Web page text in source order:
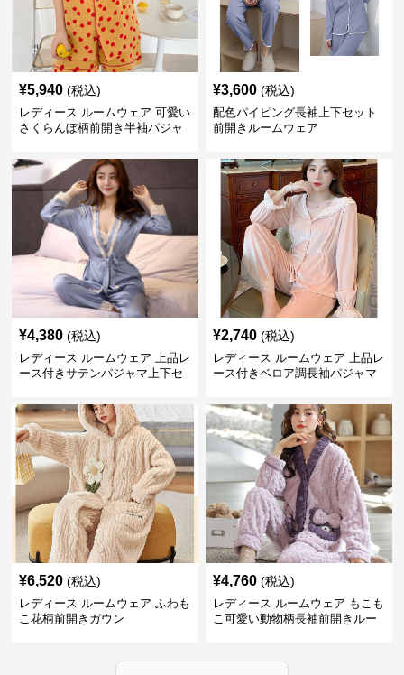
¥5,940 (税込)
レディース ルームウェア 可愛い
さくらんぼ柄前開き半袖パジャ
¥3,600 (税込)
配色パイピング長袖上下セット
前開きルームウェア
¥4,380 (税込)
レディース ルームウェア 上品レ
ース付きサテンパジャマ上下セ
¥2,740 (税込)
レディース ルームウェア 上品レ
ース付きベロア調長袖パジャマ
¥6,520 (税込)
レディース ルームウェア ふわも
こ花柄前開きガウン
¥4,760 (税込)
レディース ルームウェア もこも
こ可愛い動物柄長袖前開きルー